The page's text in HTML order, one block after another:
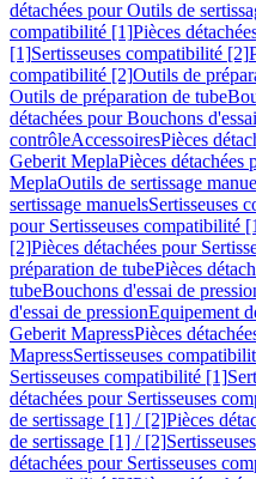
détachées pour Outils de
compatibilité [1]Pièces
[1]Sertisseuses compatibilité [2]
compatibilité [2]Outils de
Outils de préparation de tube
détachées pour Bouchons
contrôleAccessoiresPièces
Geberit MeplaPièces
MeplaOutils de sertissage
sertissage manuelsSertisseuses
pour Sertisseuses compatibilité
[2]Pièces détachées pour
préparation de tubePièces
tubeBouchons d'essai de
d'essai de pressionEquipement
Geberit MapressPièces
MapressSertisseuses
Sertisseuses compatibilité [1]
détachées pour Sertisseuses
de sertissage [1] / [2]Pièces
de sertissage [1] / [2]
détachées pour Sertisseuses